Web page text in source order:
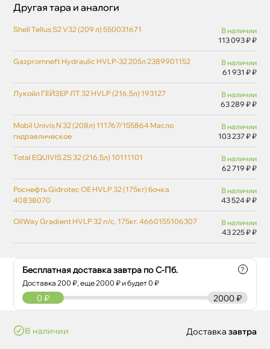
Бесплатная доставка завтра по С-Пб.
Доставка200 ₽, еще2000 ₽ и будет 0 ₽
?
2000 ₽
0 ₽
наличии Доставка завтра
Другая тара и аналоги
Shell Tellus S2 V32 (209 л) 550031671
наличии
113 093 ₽ ₽
Gazpromneft Hydraulic HVLP-32 205л 2389901152
наличии
61 931 ₽ ₽
Лукойл ГЕЙЗЕР ЛТ 32 HVLP (216,5л) 193127
наличии
63 289 ₽ ₽
Mobil Univis N 32 (208л) 111767/155864 Масло
идравлическое
наличии
103 237 ₽ ₽
Total EQUIVIS ZS 32 (216,5л) 10111101
наличии
62 719 ₽ ₽
Роснефть Gidrotec ОЕ HVLP 32 (175кг) бочка
40838070
наличии
43 524 ₽ ₽
OilWay Gradient HVLP 32 п/с, 175кг. 4660155106307
наличии
43 225 ₽ ₽